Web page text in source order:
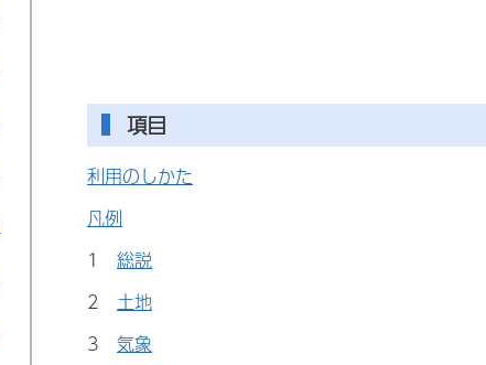
項目
利用のしかた
凡例
1 総説
2 土地
3 気象